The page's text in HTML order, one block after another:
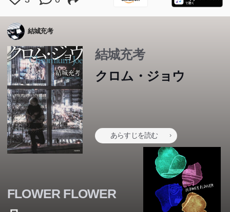
結城充考
結城充考
クロム・ジョウ
あらすじを読む
FLOWER FLOWER